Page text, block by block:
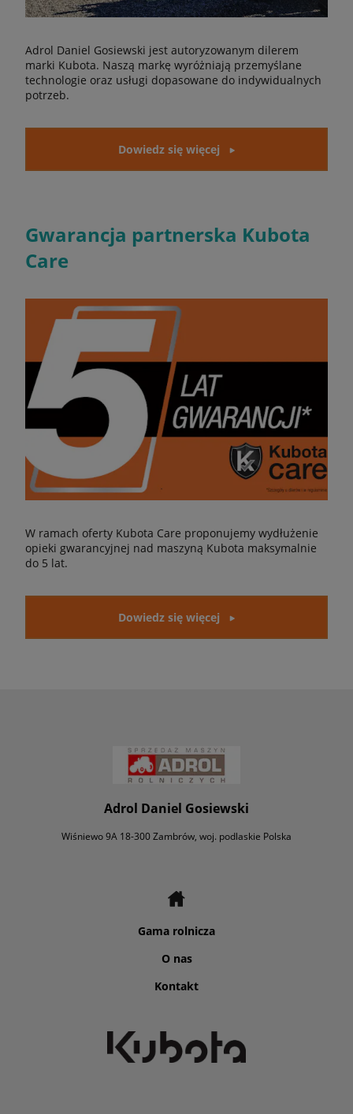
Adrol Daniel Gosiewski jest autoryzowanym dilerem
marki Kubota. Naszą markę wyróżniają przemyślane
technologie oraz usługi dopasowane do indywidualnych
potrzeb.
Dowiedz się więcej
Gwarancja partnerska Kubota
Care
W ramach oferty Kubota Care proponujemy wydłużenie
opieki gwarancyjnej nad maszyną Kubota maksymalnie
do 5 lat.
Dowiedz się więcej
Adrol Daniel Gosiewski
Wiśniewo 9A 18-300 Zambrów, woj. podlaskie Polska
Gama rolnicza
O nas
Kontakt